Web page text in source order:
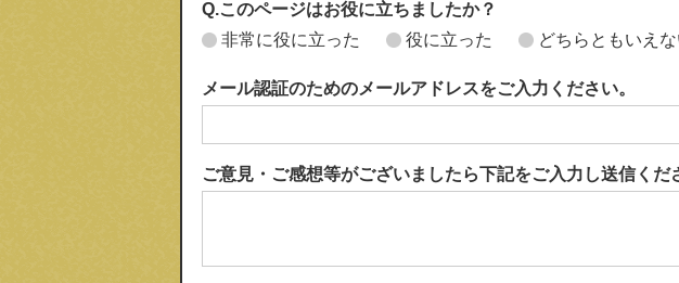
Q.このページはお役に立ちましたか？
非常に役に立った
役に立った どちらともいえ
メール認証のためのメールアドレスをご入力ください。
ご意見・ご感想等がございましたら下記をご入力し送信くだ